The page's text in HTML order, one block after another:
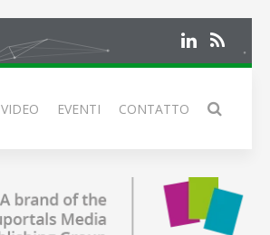
VIDEO EVENTI CONTATTO